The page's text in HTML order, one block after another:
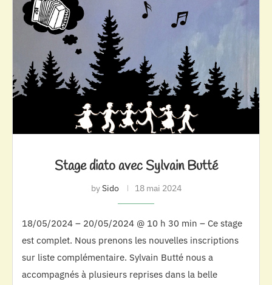
Stage diato avec Sylvain Butté
bySido 18 mai 2024
18/05/2024 – 20/05/2024 @ 10 h 30 min – Ce stage
est complet. Nous prenons les nouvelles inscriptions
sur liste complémentaire. Sylvain Butté nous a
accompagnés à plusieurs reprises dans la belle